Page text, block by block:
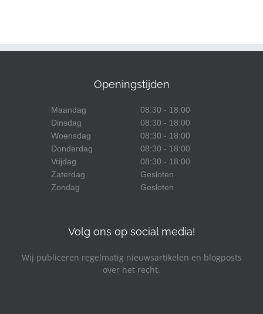
Openingstijden
Maandag
08:30 - 18:00
Dinsdag
08:30 - 18:00
Woensdag
08:30 - 18:00
Donderdag
08:30 - 18:00
Vrijdag
08:30 - 18:00
Zaterdag
Gesloten
Zondag
Gesloten
Volg ons op social media!
Wij publiceren regelmatig nieuwsartikelen en blogposts
over het recht.